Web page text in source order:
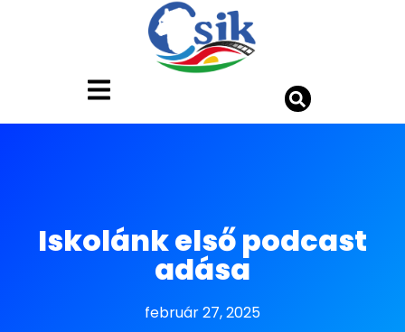
Iskolánk első podcast
adása
február 27, 2025